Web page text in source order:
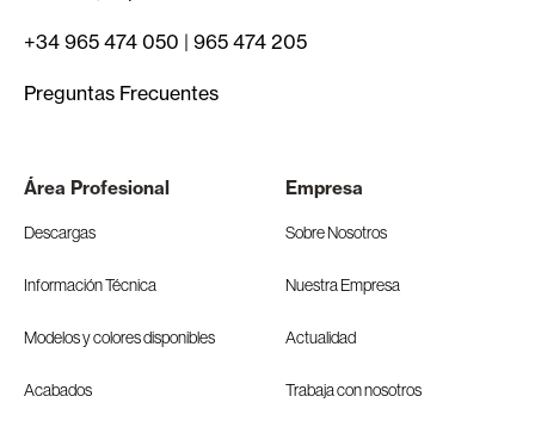
+34 965 474 050 | 965 474 205
Preguntas Frecuentes
Área Profesional
Descargas
Información Técnica
Modelos y colores disponibles
Acabados
Empresa
Sobre Nosotros
Nuestra Empresa
Actualidad
Trabaja con nosotros